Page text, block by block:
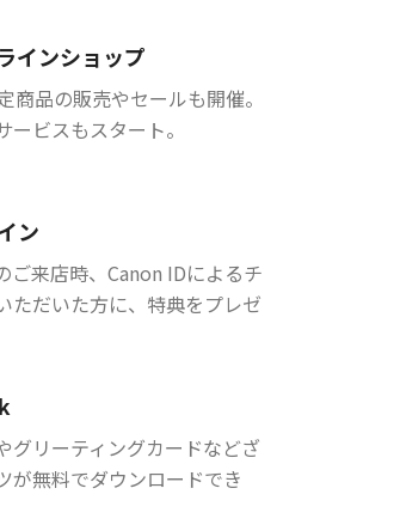
インショップ
商品の販売やセールも開催。
ビスもスタート。
ン
ご来店時、Canon IDによるチ
ただいた方に、特典をプレゼ
グリーティングカードなどざ
が無料でダウンロードでき